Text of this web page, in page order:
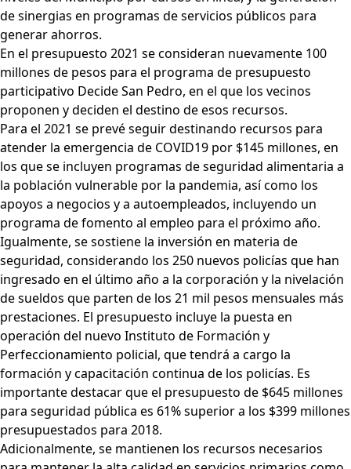
de sinergias en programas de servicios públicos para
generar ahorros.
En el presupuesto 2021 se consideran nuevamente 100
millones de pesos para el programa de presupuesto
participativo Decide San Pedro, en el que los vecinos
proponen y deciden el destino de esos recursos.
Para el 2021 se prevé seguir destinando recursos para
atender la emergencia de COVID19 por $145 millones, en
los que se incluyen programas de seguridad alimentaria a
la población vulnerable por la pandemia, así como los
apoyos a negocios y a autoempleados, incluyendo un
programa de fomento al empleo para el próximo año.
Igualmente, se sostiene la inversión en materia de
seguridad, considerando los 250 nuevos policías que han
ingresado en el último año a la corporación y la nivelación
de sueldos que parten de los 21 mil pesos mensuales más
prestaciones. El presupuesto incluye la puesta en
operación del nuevo Instituto de Formación y
Perfeccionamiento policial, que tendrá a cargo la
formación y capacitación continua de los policías. Es
importante destacar que el presupuesto de $645 millones
para seguridad pública es 61% superior a los $399 millones
presupuestados para 2018.
Adicionalmente, se mantienen los recursos necesarios